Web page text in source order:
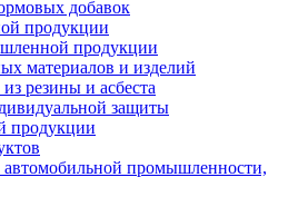
добавок
продукции
продукции
материалов и изделий
резины и асбеста
защиты
продукции
промышленности,